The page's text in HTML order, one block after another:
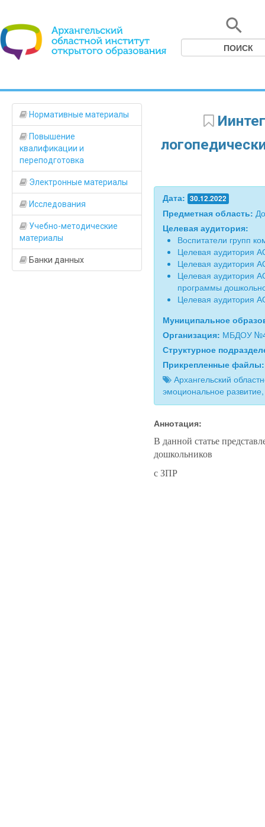
Нормативные материалы
Повышение
квалификации и
переподготовка
Электронные материалы
Исследования
Учебно-методические
материалы
Банки данных
Дата: 30.12.2022
Предметная область:
Целевая аудитория:
Воспитатели групп
Целевая аудитория
Целевая аудитория
Целевая аудитория
программы
Целевая аудитория
Муниципальное
Организация: МБДОУ
Структурное
Прикрепленные
Архангельский
эмоциональное
Аннотация:
В данной статье
дошкольников
с ЗПР